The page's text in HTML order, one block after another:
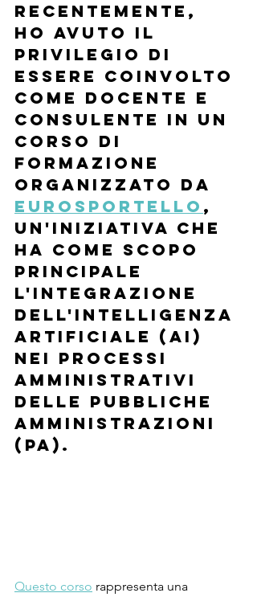
Recentemente,
ho avuto il
privilegio di
essere coinvolto
come docente e
consulente in un
corso di
formazione
organizzato da
Eurosportello ,
un'iniziativa che
ha come scopo
principale
l'integrazione
dell'intelligenza
artificiale (AI)
nei processi
amministrativi
delle Pubbliche
Amministrazioni
(PA).
Questo corso rappresenta una